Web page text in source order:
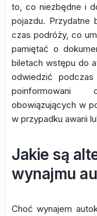
to, co niezbędne i
pojazdu. Przydatne
czas podróży, co
pamiętać o
biletach wstępu do
odwiedzić
poinformowani
obowiązujących w
w przypadku awarii
Jakie są
wynajmu
Choć wynajem